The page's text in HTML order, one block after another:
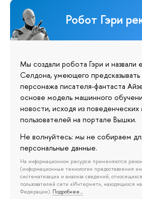
Робот Гэри
Мы создали робота Гэри и назвали
Селдона, умеющего
персонажа писателя-фантаста
основе модель машинного
новости, исходя из
пользователей на портале Вышки.
Не волнуйтесь: мы не собираем
персональные данные.
На информационном ресурсе применяются
(информационные технологии предоставления
систематизации и анализа сведений,
пользователей сети «Интернет», находящихся
Федерации). Подробнее…